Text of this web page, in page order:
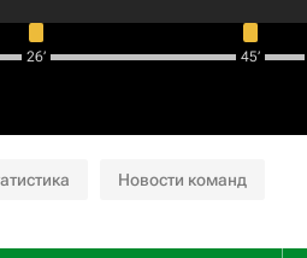
26‎’‎ 45‎’‎
Новости команд